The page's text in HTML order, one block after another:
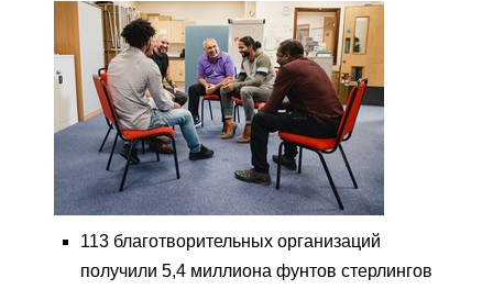
113 благотворительных организаций
получили 5,4 миллиона фунтов стерлингов